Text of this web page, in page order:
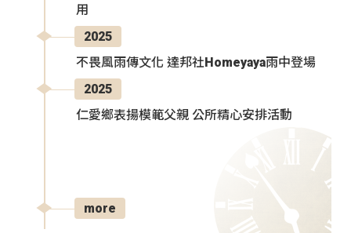
用
2025
不畏風雨傳文化 達邦社Homeyaya雨中登場
2025
仁愛鄉表揚模範父親 公所精心安排活動
more